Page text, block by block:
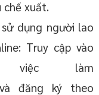
chế xuất.
dụng người lao
Truy cập vào
việc làm
và đăng ký theo